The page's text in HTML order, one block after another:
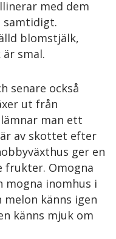
med dem
samtidigt.
blomstjälk,
smal.
senare också
ut från
man ett
av skottet efter
ger en
frukter. Omogna
mogna inomhus i
känns igen
känns mjuk om